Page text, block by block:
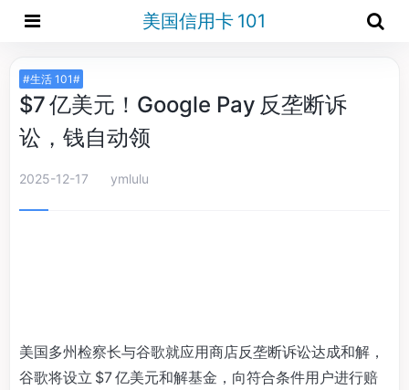
美国信用卡 101
#生活 101#
$7 亿美元！Google Pay 反垄断诉
讼，钱自动领
2025-12-17 ymlulu
美国多州检察长与谷歌就应用商店反垄断诉讼达成和解，
谷歌将设立 $7 亿美元和解基金，向符合条件用户进行赔